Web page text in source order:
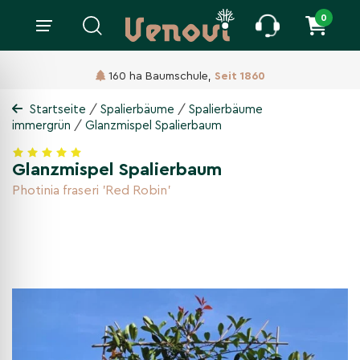
0
160 ha Baumschule, Seit 1860
Startseite / Spalierbäume / Spalierbäume
immergrün / Glanzmispel Spalierbaum
Glanzmispel Spalierbaum
Photinia fraseri 'Red Robin'